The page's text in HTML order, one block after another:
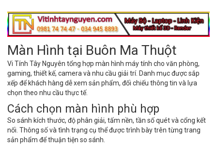
Màn Hình tại Buôn Ma Thuột
Vi Tính Tây Nguyên tổng hợp màn hình máy tính cho văn phòng,
gaming, thiết kế, camera và nhu cầu giải trí. Danh mục được sắp
xếp để khách hàng dễ xem sản phẩm, đối chiếu thông tin và lựa
chọn theo nhu cầu thực tế.
Cách chọn màn hình phù hợp
So sánh kích thước, độ phân giải, tấm nền, tần số quét và cổng kết
nối. Thông số và tình trạng cụ thể được trình bày trên từng trang
sản phẩm để thuận tiện so sánh.